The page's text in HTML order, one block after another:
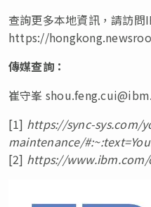
查詢更多本地資訊，請訪問
https://
傳媒查詢：
崔守峯
[1] https://sync-sys.com/
maintenance/
[2] https://